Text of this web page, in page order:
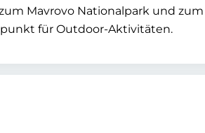
Mavrovo Nationalpark und
für Outdoor-Aktivitäten.